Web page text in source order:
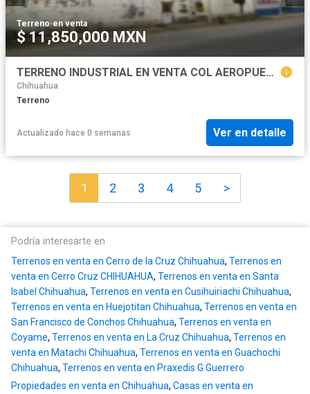
Terreno·en venta
$ 11,850,000 MXN
TERRENO INDUSTRIAL EN VENTA COL AEROPUERTO, CHIHUAHUA
Chihuahua
Terreno
Actualizado hace 0 semanas Ver en detalle
1 2 3 4 5 >
Podría interesarte en
Terrenos en venta en Cerro de la Cruz Chihuahua, Terrenos en
venta en Cerro Cruz CHIHUAHUA, Terrenos en venta en Santa
Isabel Chihuahua, Terrenos en venta en Cusihuiriachi Chihuahua,
Terrenos en venta en Huejotitan Chihuahua, Terrenos en venta en
San Francisco de Conchos Chihuahua, Terrenos en venta en
Coyame, Terrenos en venta en La Cruz Chihuahua, Terrenos en
venta en Matachi Chihuahua, Terrenos en venta en Guachochi
Chihuahua, Terrenos en venta en Praxedis G Guerrero
Propiedades en venta en Chihuahua, Casas en venta en